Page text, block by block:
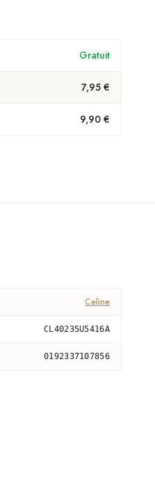
Gratuit
7,95 €
9,90 €
Celine
CL40235U5416A
0192337107856